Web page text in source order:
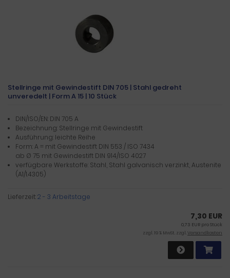
Stellringe mit Gewindestift DIN 705 | Stahl gedreht
unveredelt | Form A 15 | 10 Stück
DIN/ISO/EN: DIN 705 A
Bezeichnung: Stellringe mit Gewindestift
Ausführung: leichte Reihe
Form: A = mit Gewindestift DIN 553 / ISO 7434
ab Ø 75 mit Gewindestift DIN 914/ISO 4027
verfügbare Werkstoffe: Stahl, Stahl galvanisch verzinkt, Austenite
(A1/1.4305)
Lieferzeit:2 - 3 Arbeitstage
7,30 EUR
0,73 EUR pro Stück
zzgl. 19 % MwSt. zzgl.Versandkosten